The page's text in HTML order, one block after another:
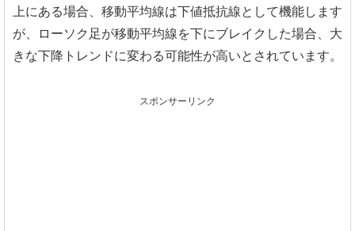
上にある場合、移動平均線は下値抵抗線として機能します
が、ローソク足が移動平均線を下にブレイクした場合、大
きな下降トレンドに変わる可能性が高いとされています。
スポンサーリンク